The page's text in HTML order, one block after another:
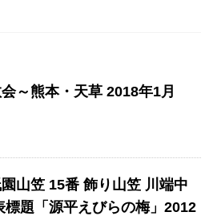
～熊本・天草 2018年1月
山笠 15番 飾り山笠 川端中
標題「源平えびらの梅」2012